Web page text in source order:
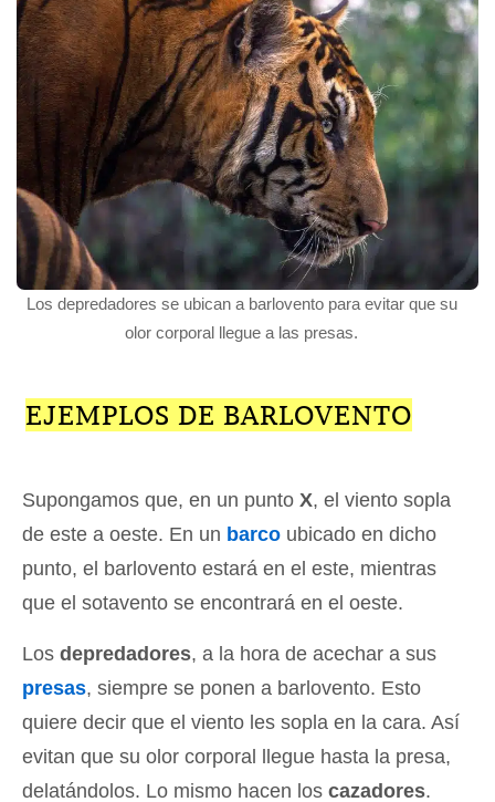
Los depredadores se ubican a barlovento para evitar que su
olor corporal llegue a las presas.
EJEMPLOS DE BARLOVENTO
Supongamos que, en un punto X, el viento sopla
de este a oeste. En un barco ubicado en dicho
punto, el barlovento estará en el este, mientras
que el sotavento se encontrará en el oeste.
Los depredadores, a la hora de acechar a sus
presas, siempre se ponen a barlovento. Esto
quiere decir que el viento les sopla en la cara. Así
evitan que su olor corporal llegue hasta la presa,
delatándolos. Lo mismo hacen los cazadores.